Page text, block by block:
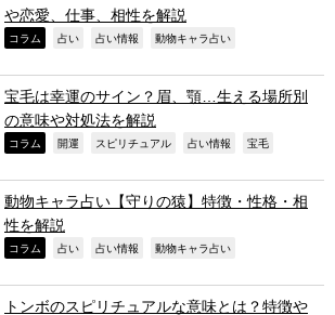
や恋愛、仕事、相性を解説
コラム 占い 占い情報 動物キャラ占い
宝毛は幸運のサイン？眉、顎…生える場所別
の意味や対処法を解説
コラム 開運 スピリチュアル 占い情報 宝毛
動物キャラ占い【守りの猿】特徴・性格・相
性を解説
コラム 占い 占い情報 動物キャラ占い
トンボのスピリチュアルな意味とは？特徴や